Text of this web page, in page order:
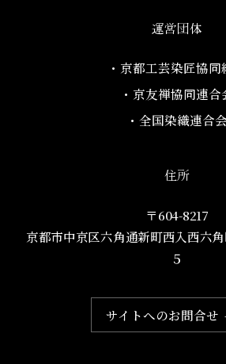
運営団体
・京都工芸染匠協同
・京友禅協同連合
・全国染織連合会
住所
〒604-8217
京都市中京区六角通新町西入西六
５
サイトへのお問合せ